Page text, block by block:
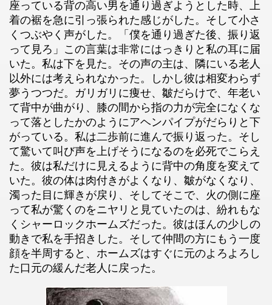
座っている背の高い男を通り過ぎようとした時、上
着の裾を急に引っ張られた感じがした。そして小さ
くつぶやく声がした。「僕を通り過ぎた後、振り返
って見ろ」この言葉は非常にはっきりと私の耳に届
いた。私は下を見た。その声の主は、隣にいる老人
以外には考えられなかった。しかし彼は相変わらず
夢うつつだ。ガリガリに痩せ、皺だらけで、年老い
て背中が曲がり、膝の間から指の力が完全になくな
って落としたかのようにアヘンパイプがだらりと下
がっている。私は二歩前に進んで振り返った。そし
て驚いて叫び声を上げそうになるのを必死でこらえ
た。彼は私だけに見えるように背中の角度を変えて
いた。彼の体は肉付きがよくなり、皺がなくなり、
濁った目に輝きが戻り、そしてそこで、火の側に座
って私が驚くのをニヤリと見ていたのは、紛れもな
くシャーロックホームズだった。彼はほんの少しの
動きで私を手招きした。そして仲間の方にもう一度
顔を半周すると、ホームズはすぐに元のよろよろし
た口元の緩んだ老人に戻った。